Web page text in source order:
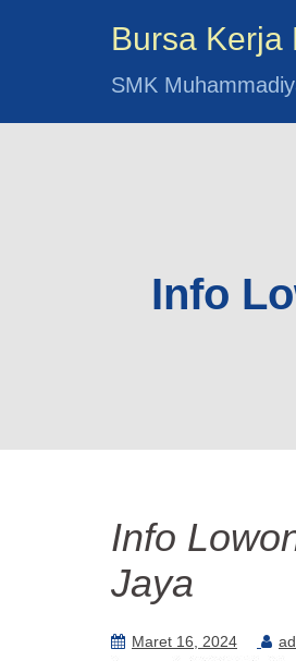
Bursa Kerja
SMK
Info
Info
Jaya
Maret 16, 2024